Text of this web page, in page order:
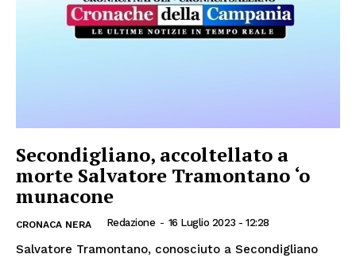
Secondigliano, accoltellato a
morte Salvatore Tramontano ‘o
munacone
CRONACA NERA Redazione - 16 Luglio 2023 - 12:28
Salvatore Tramontano, conosciuto a Secondigliano